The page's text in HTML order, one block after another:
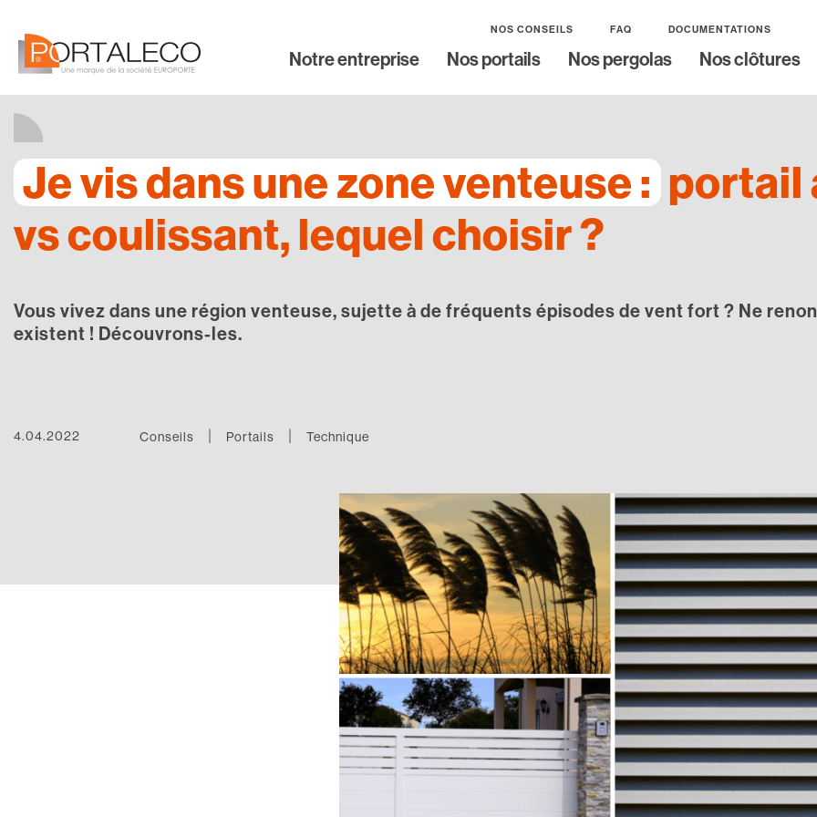
NOS CONSEILS FAQ DOCUMENTATIONS
Notre entreprise Nos portails Nos pergolas Nos clôtures
Accueil > Page actuelle
Je vis dans une zone venteuse : portail
vs coulissant, lequel choisir ?
Vous vivez dans une région venteuse, sujette à de fréquents épisodes de vent fort ? Ne
existent ! Découvrons-les.
4.04.2022 Conseils | Portails | Technique